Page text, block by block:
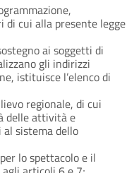
cui alla presente legge
ai soggetti di
gli indirizzi
istituisce l’elenco di
regionale, di cui
delle attività e
al sistema dello
lo spettacolo e il